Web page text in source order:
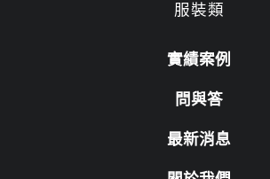
服裝類
實績案例
問與答
最新消息